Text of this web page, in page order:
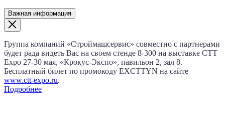
Важная информация
Группа компаний «Строймашсервис» совместно с партнерами
будет рада видеть Вас на своем стенде 8‑300 на выставке CTT
Expo 27‑30 мая, «Крокус‑Экспо», павильон 2, зал 8.
Бесплатный билет по промокоду EXCTTYN на сайте
www.сtt-expo.ru.
Подробнее